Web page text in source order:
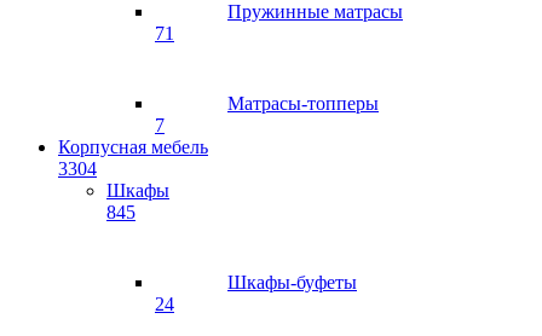
Пружинные матрасы
71
Матрасы-топперы
7
Корпусная мебель
3304
Шкафы
845
Шкафы-буфеты
24